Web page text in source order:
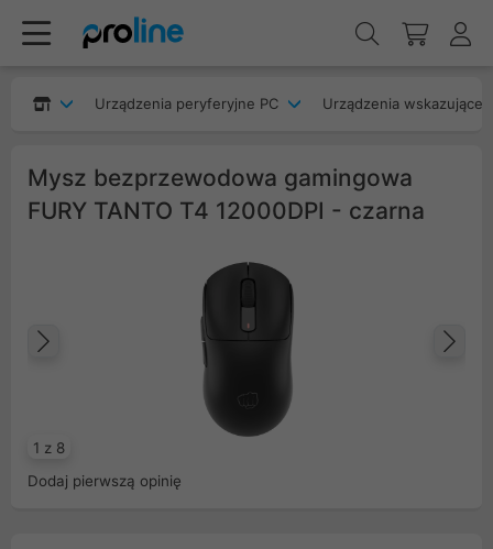
Urządzenia peryferyjne PC Urządzenia wskazujące
Mysz bezprzewodowa gamingowa
FURY TANTO T4 12000DPI - czarna
1 z 8
Poprzedni
Dodaj pierwszą opinię